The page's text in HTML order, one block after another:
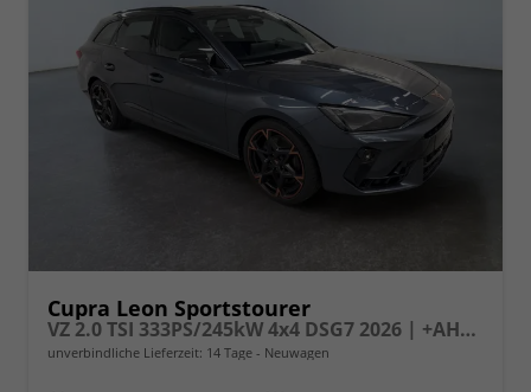
Cupra Leon Sportstourer
VZ 2.0 TSI 333PS/245kW 4x4 DSG7 2026 | +AHK +PANO +NAVI +Matrix +Immersive +5J Erw. Garantie
unverbindliche Lieferzeit: 14 Tage Neuwagen